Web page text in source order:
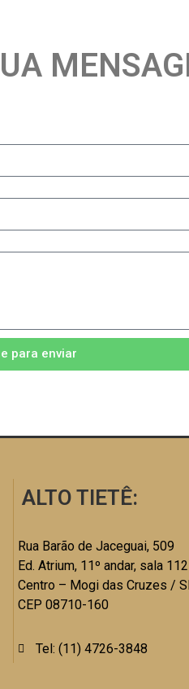
para enviar
ALTO TIETÊ:
Rua Barão de Jaceguai, 509
Ed. Atrium, 11º andar, sala 112
Centro – Mogi das Cruzes /
CEP 08710-160
Tel: (11) 4726-3848